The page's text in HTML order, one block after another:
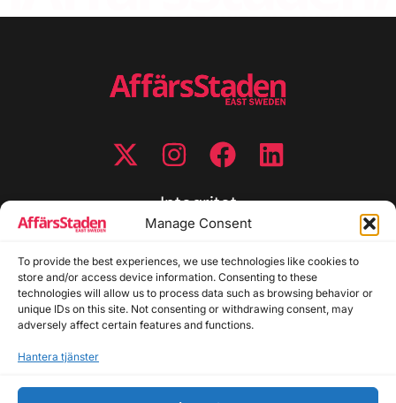
Manage Consent
To provide the best experiences, we use technologies like cookies to
store and/or access device information. Consenting to these
technologies will allow us to process data such as browsing behavior or
unique IDs on this site. Not consenting or withdrawing consent, may
adversely affect certain features and functions.
Hantera tjänster
Integritet
Cookiepolicy
Disclaimer
Redaktionell policy
Utgivarinformation